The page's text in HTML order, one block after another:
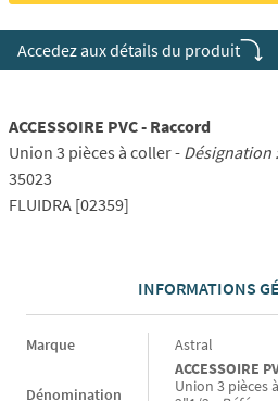
Accedez aux détails du produit
ACCESSOIRE PVC - Raccord
Union 3 pièces à coller - Désignation :
35023
FLUIDRA [02359]
INFORMATIONS
Informations générales
Marque Astral
Dénomination
ACCESSOIRE
Union 3 pièces